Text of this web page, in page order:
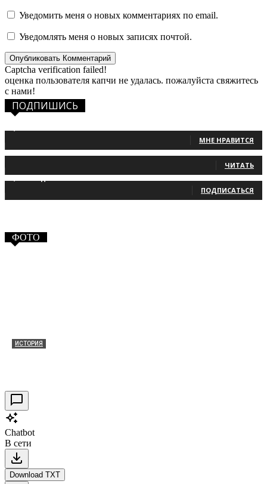
Уведомить меня о новых комментариях по email.
Уведомлять меня о новых записях почтой.
Captcha verification failed!
оценка пользователя капчи не удалась. пожалуйста свяжитесь
с нами!
ПОДПИШИСЬ
МНЕ НРАВИТСЯ
ЧИТАТЬ
ПОДПИСАТЬСЯ
ФОТО
ИСТОРИЯ
Chatbot
В сети
Download TXT